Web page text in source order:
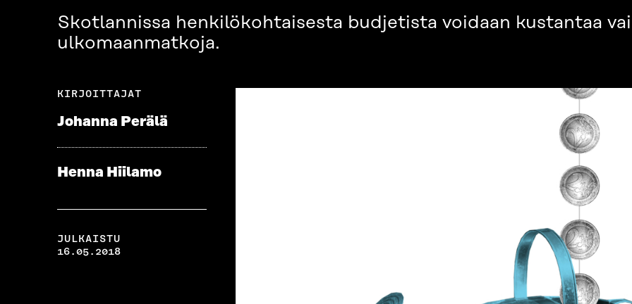
Skotlannissa henkilökohtaisesta budjetista voidaan kustantaa
ulkomaanmatkoja.
KIRJOITTAJAT
Johanna Perälä
Henna Hiilamo
JULKAISTU
16.05.2018